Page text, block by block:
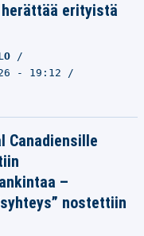
erityistä
- 19:12
Canadiensille
–
nostettiin